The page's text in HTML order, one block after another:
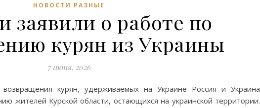
НОВОСТИ РАЗНЫЕ
заявили о работе по
курян из Украины
7 июня, 2026
возвращения курян, удерживаемых на Украине Россия и Украина
жителей Курской области, остающихся на украинской территории.